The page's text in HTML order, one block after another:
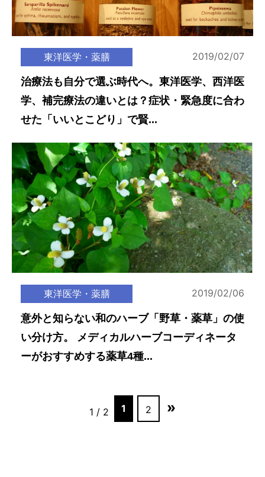
東洋医学・薬膳 2019/02/07
治療法も自分で選ぶ時代へ。東洋医学、西洋医
学、補完療法の違いとは？症状・緊急度に合わ
せた「いいとこどり」で賢...
東洋医学・薬膳 2019/02/06
意外と知らない和のハーブ「野草・薬草」の使
い分け方。 メディカルハーブコーディネータ
ーがおすすめする薬草4種...
1 / 2 1 2 »